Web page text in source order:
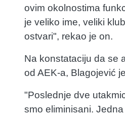
ovim okolnostima
je veliko ime, veliki
ostvari", rekao je on.
Na konstataciju da se
od AEK-a, Blagojević
"Poslednje dve
smo eliminisani.